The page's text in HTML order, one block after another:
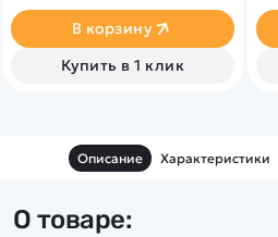
В корзину
Купить в 1 клик
Описание Характеристики
О товаре: